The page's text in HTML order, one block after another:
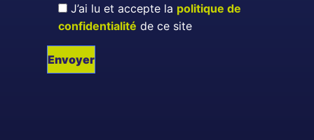
J’ai lu et accepte la politique de
confidentialité de ce site